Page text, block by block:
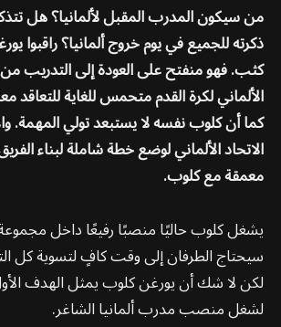
من سيكون المدرب المقبل لألمانيا؟ هل
ذكرته للجميع في يوم خروج ألمانيا؟ راقبوا
كثب. فهو منفتح على العودة إلى التدريب من
الألماني لكرة القدم متحمس للغاية للتعاقد
كما أن كلوب نفسه لا يستبعد تولي المهمة.
الاتحاد الألماني لوضع خطة شاملة لبناء
معمقة مع كلوب.
يشغل كلوب حاليًا منصبًا رفيعًا داخل
سيحتاج الطرفان إلى وقت كافٍ لتسوية كل
لكن لا شك أن يورغن كلوب يمثل الهدف الأول
لشغل منصب مدرب ألمانيا الشاغر.